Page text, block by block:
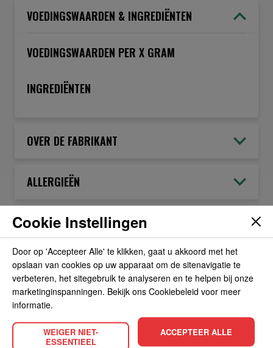
VOEDINGSWAARDEN & INGREDIËNTEN
VOEDINGSWAARDEN PER X GRAM
INGREDIËNTEN
OVER DE FABRIKANT
ALLERGIEËN
OVERIGE INFORMATIE
POPULAIRE PRODUCTEN
Cookie Instellingen
Door op 'Accepteer Alle' te klikken, gaat u akkoord met het
opslaan van cookies op uw apparaat om de sitenavigatie te
verbeteren, het sitegebruik te analyseren en te helpen bij onze
marketinginspanningen. Bekijk ons Cookiebeleid voor meer
informatie.
WEIGER NIET-
ESSENTIEEL
ACCEPTEER ALLE